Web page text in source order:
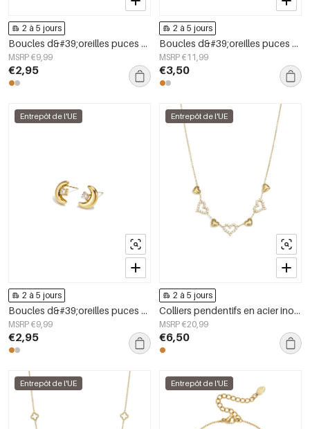
2 à 5 jours
Boucles d&#39;oreilles puces en acier inoxydable, style croix, collection Daily Simple, bijoux pour femmes
MSRP €9,99
€2,95
2 à 5 jours
Boucles d&#39;oreilles puces en acier inoxydable, forme irrégulière, collection Simple Daily Simple, bijoux pour femmes
MSRP €11,99
€3,50
Entrepôt de l'UE
2 à 5 jours
Boucles d&#39;oreilles puces en acier inoxydable Moon Simple Daily Simple Series Bijoux pour femmes
MSRP €9,99
€2,95
Entrepôt de l'UE
2 à 5 jours
Colliers pendentifs en acier inoxydable en forme de cœur, collection Daily Simple, bijoux pour femmes
MSRP €20,99
€6,50
Entrepôt de l'UE Entrepôt de l'UE